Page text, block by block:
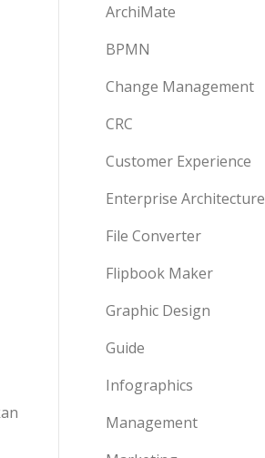
ArchiMate
BPMN
Change Management
CRC
Customer Experience
Enterprise Architecture
File Converter
Flipbook Maker
Graphic Design
Guide
Infographics
Management